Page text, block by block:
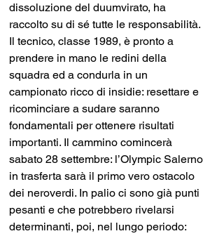
dissoluzione del duumvirato, ha
raccolto su di sé tutte le responsabilità.
Il tecnico, classe 1989, è pronto a
prendere in mano le redini della
squadra ed a condurla in un
campionato ricco di insidie: resettare e
ricominciare a sudare saranno
fondamentali per ottenere risultati
importanti. Il cammino comincerà
sabato 28 settembre: l’Olympic Salerno
in trasferta sarà il primo vero ostacolo
dei neroverdi. In palio ci sono già punti
pesanti e che potrebbero rivelarsi
determinanti, poi, nel lungo periodo: